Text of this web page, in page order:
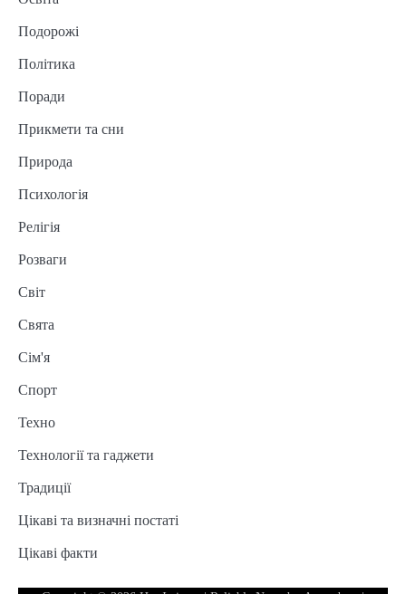
Подорожі
Політика
Поради
Прикмети та сни
Природа
Психологія
Релігія
Розваги
Світ
Свята
Сім'я
Спорт
Техно
Технології та гаджети
Традиції
Цікаві та визначні постаті
Цікаві факти